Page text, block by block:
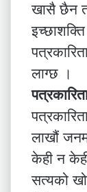
खासै छैन
लाग्छ ।
लाखौं
केही न
सत्यको